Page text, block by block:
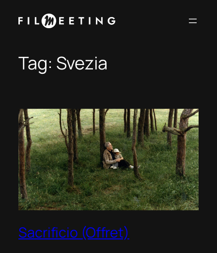
Tag: Svezia
Sacrificio (Offret)